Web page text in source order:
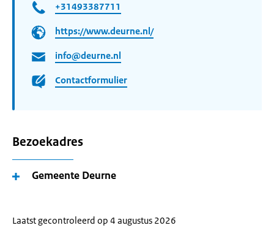
+31493387711
https://www.deurne.nl/
info@deurne.nl
Contactformulier
Bezoekadres
Gemeente Deurne
Laatst gecontroleerd op 4 augustus 2026